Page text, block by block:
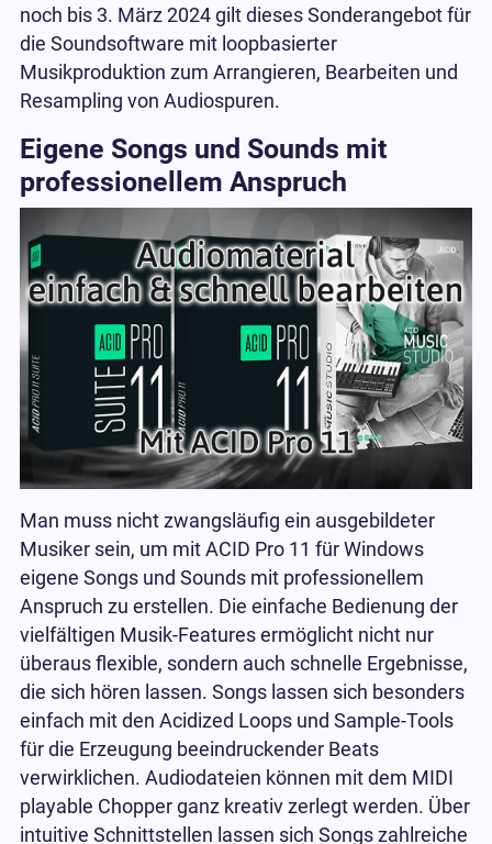
noch bis 3. März 2024 gilt dieses Sonderangebot für
die Soundsoftware mit loopbasierter
Musikproduktion zum Arrangieren, Bearbeiten und
Resampling von Audiospuren.
Eigene Songs und Sounds mit
professionellem Anspruch
Man muss nicht zwangsläufig ein ausgebildeter
Musiker sein, um mit ACID Pro 11 für Windows
eigene Songs und Sounds mit professionellem
Anspruch zu erstellen. Die einfache Bedienung der
vielfältigen Musik-Features ermöglicht nicht nur
überaus flexible, sondern auch schnelle Ergebnisse,
die sich hören lassen. Songs lassen sich besonders
einfach mit den Acidized Loops und Sample-Tools
für die Erzeugung beeindruckender Beats
verwirklichen. Audiodateien können mit dem MIDI
playable Chopper ganz kreativ zerlegt werden. Über
intuitive Schnittstellen lassen sich Songs zahlreiche